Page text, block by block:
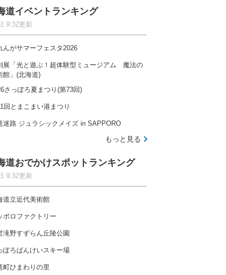
道イベントランキング
9:32更新
んがサマーフェスタ2026
展「光と遊ぶ！超体験型ミュージアム 魔法の
館」(北海道)
さっぽろ夏まつり(第73回)
回とまこまい港まつり
迷路 ジュラシックメイズ in SAPPORO
もっと見る
道おでかけスポットランキング
9:32更新
道立近代美術館
ポロファクトリー
滝野すずらん丘陵公園
ぽろばんけいスキー場
町ひまわりの里